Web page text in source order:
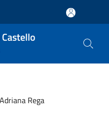
Adriana Rega